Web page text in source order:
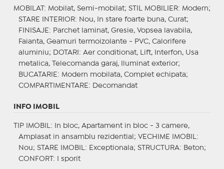
MOBILAT : Mobilat, Semi-mobilat; STIL MOBILIER: Modern;
STARE INTERIOR: Nou, In stare foarte buna, Curat;
FINISAJE : Parchet laminat, Gresie, Vopsea lavabila,
Faianta, Geamuri termoizolante - PVC, Calorifere
aluminiu;
DOTARI : Aer conditionat, Lift, Interfon, Usa
metalica, Telecomanda garaj, Iluminat exterior;
BUCATARIE : Modern mobilata, Complet echipata;
COMPARTIMENTARE : Decomandat
INFO IMOBIL
TIP IMOBIL : In bloc, Apartament in bloc - 3 camere,
Amplasat in ansamblu rezidential; VECHIME IMOBIL :
Nou; STARE IMOBIL : Exceptionala; STRUCTURA: Beton;
CONFORT : I sporit